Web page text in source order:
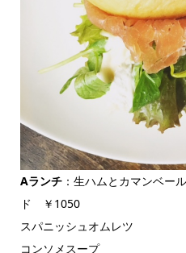
Aランチ：生ハムとカマンベー
ド ￥1050
スパニッシュオムレツ
コンソメスープ